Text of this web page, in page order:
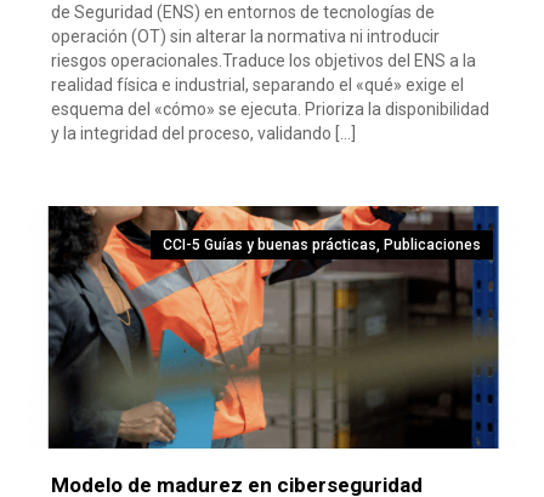
de Seguridad (ENS) en entornos de tecnologías de
operación (OT) sin alterar la normativa ni introducir
riesgos operacionales.Traduce los objetivos del ENS a la
realidad física e industrial, separando el «qué» exige el
esquema del «cómo» se ejecuta. Prioriza la disponibilidad
y la integridad del proceso, validando […]
CCI-5 Guías y buenas prácticas, Publicaciones
Modelo de madurez en ciberseguridad